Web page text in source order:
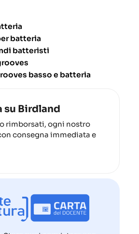
batteria
batteristi
basso e batteria
su Birdland
rimborsati, ogni nostro
consegna immediata e